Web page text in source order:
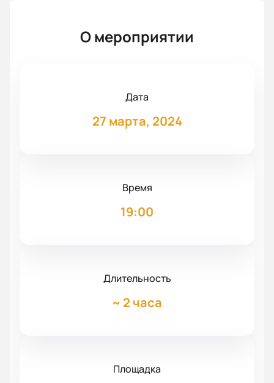
О мероприятии
Дата
27 марта, 2024
Время
19:00
Длительность
~ 2 часа
Площадка